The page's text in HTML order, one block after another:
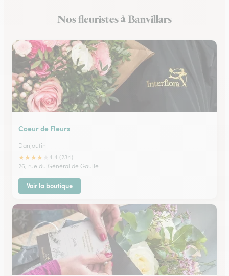
Nos fleuristes à Banvillars
Coeur de Fleurs
Danjoutin
★★★★
4.4 (234)
26, rue du Général de Gaulle
Voir la boutique